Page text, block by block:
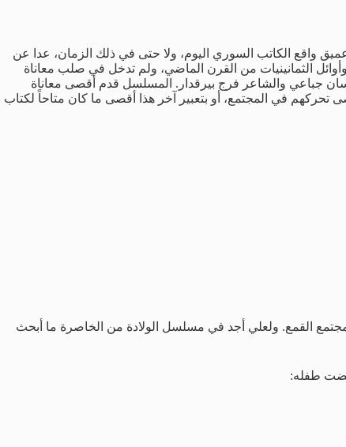
واقع الكاتب السوري اليوم، ولا حتى في ذلك الزمان، عدا عن
الثمانينيات من القرن الماضي، ولم تدخل في صلب معاناة
جباعي والشاعر فرج بيرقدار. المسلسل قدم أقصى معاناة
في المجتمع، أو بتعبير آخر هذا أقصى ما كان متاحاً لكتاب
القمع. ولعلي أجد في مسلسل الولادة من الخاصرة ما أبحث
طفله: